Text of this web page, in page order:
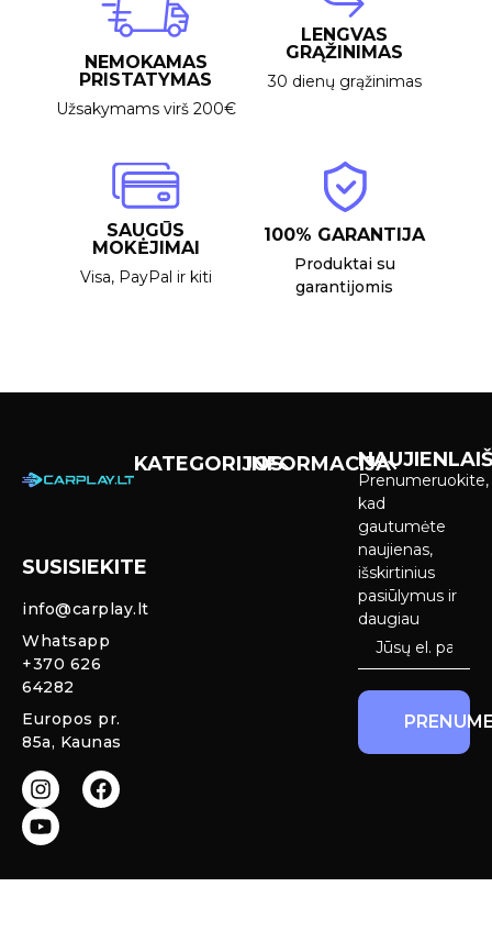
NEMOKAMAS
PRISTATYMAS
Užsakymams virš 200€
LENGVAS
GRĄŽINIMAS
30 dienų grąžinimas
SAUGŪS
MOKĖJIMAI
Visa, PayPal ir kiti
100% GARANTIJA
Produktai su
garantijomis
SUSISIEKITE
info@carplay.lt
Whatsapp
+370 626
64282
Europos pr.
85a, Kaunas
KATEGORIJOS
galinio vaizdo
INFORMACIJA
Prenumeruokite,
kad
gautumėte
naujienas,
išskirtinius
pasiūlymus ir
daugiau